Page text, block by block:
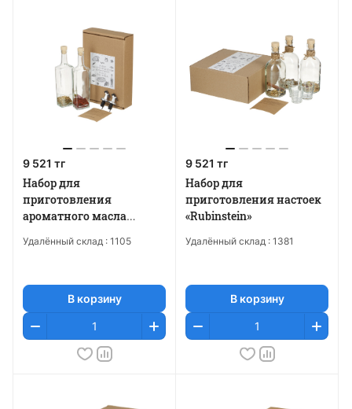
9 521 тг
Набор для
приготовления
ароматного масла
Удалённый склад : 1105
В корзину
9 521 тг
Набор для
приготовления настоек
«Rubinstein»
Удалённый склад : 1381
В корзину